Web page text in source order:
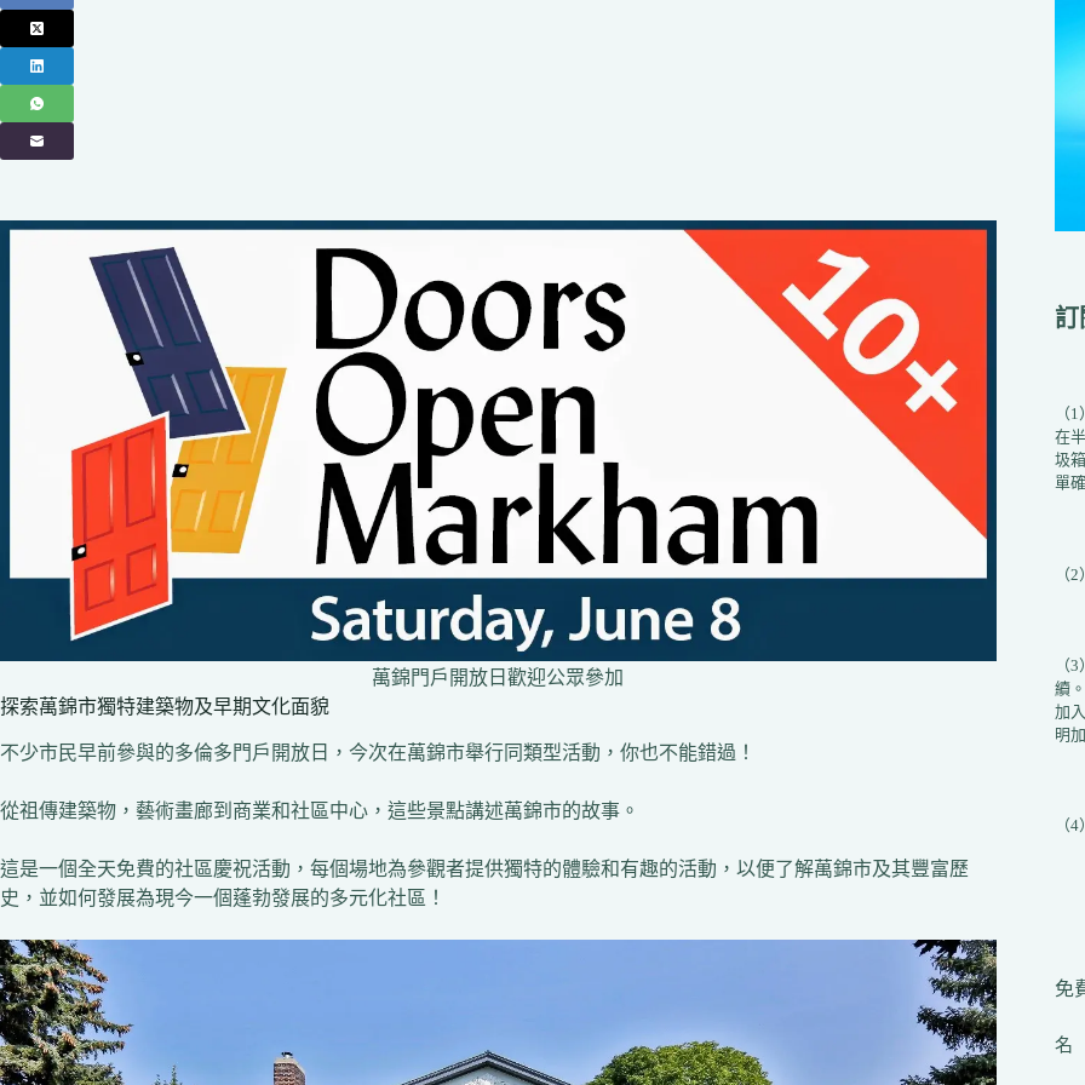
萬錦門戶開放日歡迎公眾參加
探索萬錦市獨特建築物及早期文化面貌
不少市民早前參與的多倫多門戶開放日，今次在萬錦市舉行同類型活動，你也不能錯過！
從祖傳建築物，藝術畫廊到商業和社區中心，這些景點講述萬錦市的故事。
這是一個全天免費的社區慶祝活動，每個場地為參觀者提供獨特的體驗和有趣的活動，以便了解萬錦市及其豐富歷
史，並如何發展為現今一個蓬勃發展的多元化社區！
訂
（
在
圾
單
（
（
續
加
明
（
免
名